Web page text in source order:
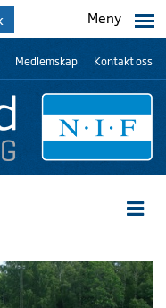
Meny
Medlemskap Kontakt oss